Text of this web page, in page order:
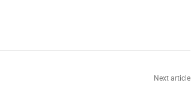
Next article